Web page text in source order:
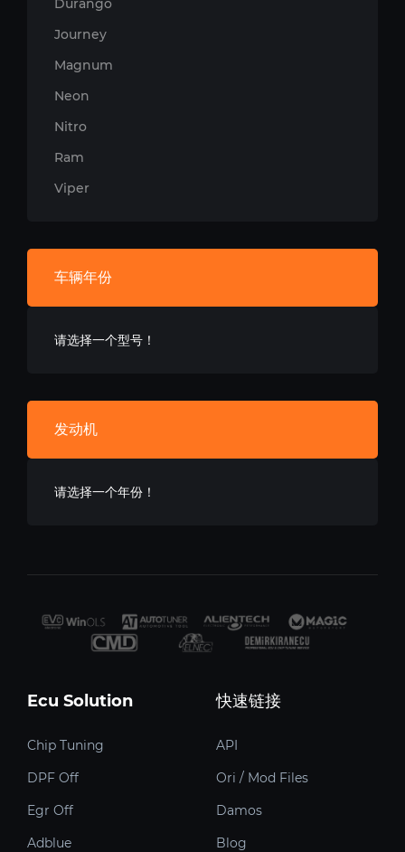
Durango
Journey
Magnum
Neon
Nitro
Ram
Viper
车辆年份
请选择一个型号！
发动机
请选择一个年份！
Ecu Solution
Chip Tuning
DPF Off
Egr Off
Adblue
快速链接
API
Ori / Mod Files
Damos
Blog